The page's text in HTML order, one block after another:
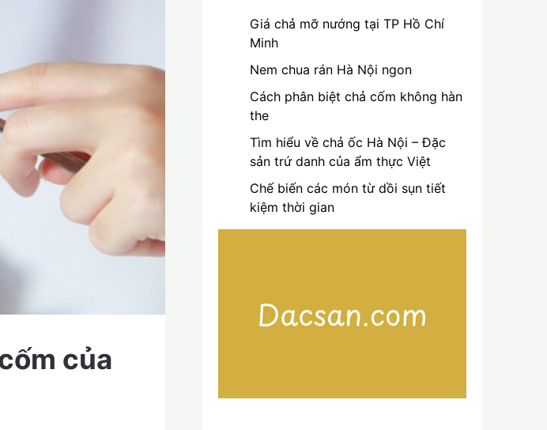
của
Giá chả mỡ nướng tại TP Hồ Chí
Minh
Nem chua rán Hà Nội ngon
Cách phân biệt chả cốm không hàn
the
Tìm hiểu về chả ốc Hà Nội – Đặc
sản trứ danh của ẩm thực Việt
Chế biến các món từ dồi sụn tiết
kiệm thời gian